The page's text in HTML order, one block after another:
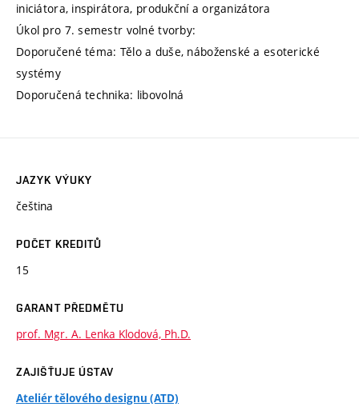
iniciátora, inspirátora, produkční a organizátora
Úkol pro 7. semestr volné tvorby:
Doporučené téma: Tělo a duše, náboženské a esoterické
systémy
Doporučená technika: libovolná
JAZYK VÝUKY
čeština
POČET KREDITŮ
15
GARANT PŘEDMĚTU
prof. Mgr. A. Lenka Klodová, Ph.D.
ZAJIŠŤUJE ÚSTAV
Ateliér tělového designu (ATD)